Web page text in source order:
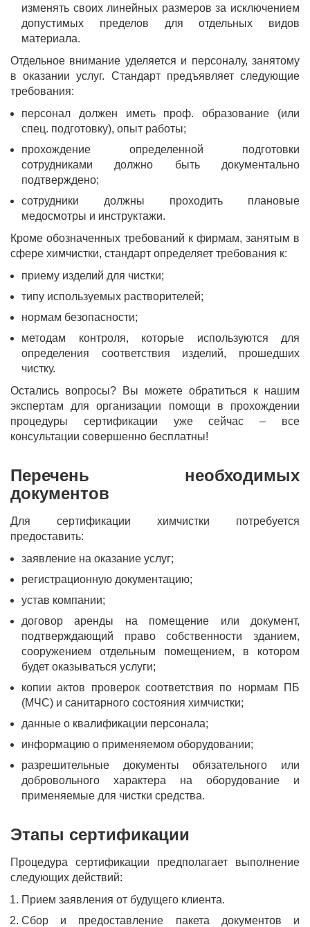
изменять своих линейных размеров за исключением
допустимых пределов для отдельных видов
материала.
Отдельное внимание уделяется и персоналу, занятому
в оказании услуг. Стандарт предъявляет следующие
требования:
персонал должен иметь проф. образование (или
спец. подготовку), опыт работы;
прохождение определенной подготовки
сотрудниками должно быть документально
подтверждено;
сотрудники должны проходить плановые
медосмотры и инструктажи.
Кроме обозначенных требований к фирмам, занятым в
сфере химчистки, стандарт определяет требования к:
приему изделий для чистки;
типу используемых растворителей;
нормам безопасности;
методам контроля, которые используются для
определения соответствия изделий, прошедших
чистку.
Остались вопросы? Вы можете обратиться к нашим
экспертам для организации помощи в прохождении
процедуры сертификации уже сейчас – все
консультации совершенно бесплатны!
Перечень необходимых
документов
Для сертификации химчистки потребуется
предоставить:
заявление на оказание услуг;
регистрационную документацию;
устав компании;
договор аренды на помещение или документ,
подтверждающий право собственности зданием,
сооружением отдельным помещением, в котором
будет оказываться услуги;
копии актов проверок соответствия по нормам ПБ
(МЧС) и санитарного состояния химчистки;
данные о квалификации персонала;
информацию о применяемом оборудовании;
разрешительные документы обязательного или
добровольного характера на оборудование и
применяемые для чистки средства.
Этапы сертификации
Процедура сертификации предполагает выполнение
следующих действий:
Прием заявления от будущего клиента.
Сбор и предоставление пакета документов и